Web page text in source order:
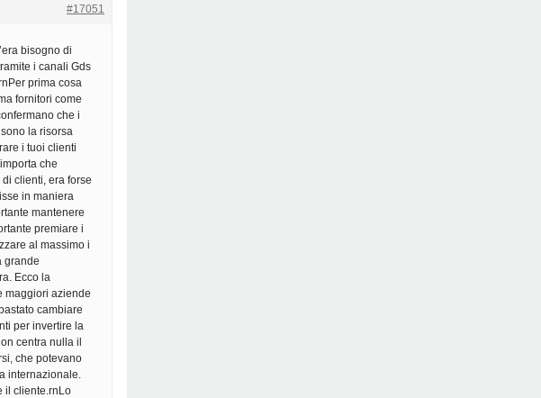
#17051
bisogno di
i canali Gds
prima cosa
fornitori come
che i
la risorsa
i tuoi clienti
che
clienti, era forse
in maniera
mantenere
premiare i
al massimo i
grande
Ecco la
maggiori aziende
cambiare
per invertire la
centra nulla il
che potevano
internazionale.
il cliente.rnLo